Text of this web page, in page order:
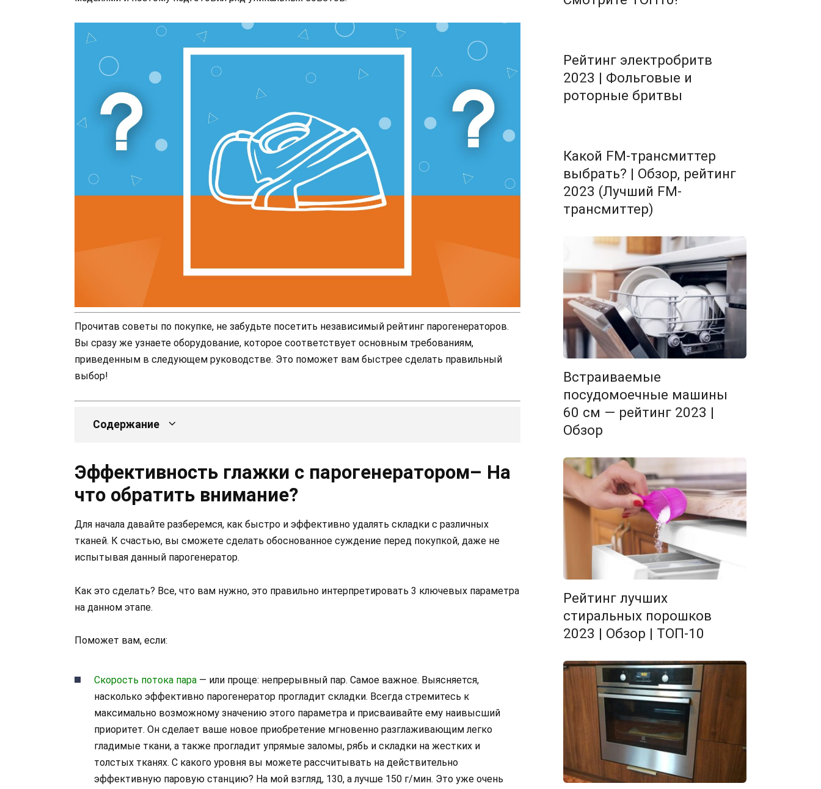
Прочитав советы по покупке, не забудьте посетить независимый рейтинг парогенераторов.
Вы сразу же узнаете оборудование, которое соответствует основным требованиям,
приведенным в следующем руководстве. Это поможет вам быстрее сделать правильный
выбор!
Содержание
Эффективность глажки с парогенератором– На
что обратить внимание?
Для начала давайте разберемся, как быстро и эффективно удалять складки с различных
тканей. К счастью, вы сможете сделать обоснованное суждение перед покупкой, даже не
испытывая данный парогенератор.
Как это сделать? Все, что вам нужно, это правильно интерпретировать 3 ключевых параметра
на данном этапе.
Поможет вам, если:
Скорость потока пара — или проще: непрерывный пар. Самое важное. Выясняется,
насколько эффективно парогенератор прогладит складки. Всегда стремитесь к
максимально возможному значению этого параметра и присваивайте ему наивысший
приоритет. Он сделает ваше новое приобретение мгновенно разглаживающим легко
гладимые ткани, а также прогладит упрямые заломы, рябь и складки на жестких и
толстых тканях. С какого уровня вы можете рассчитывать на действительно
эффективную паровую станцию? На мой взгляд, 130, а лучше 150 г/мин. Это уже очень
Рейтинг электробритв
2023 | Фольговые и
роторные бритвы
Какой FM-трансмиттер
выбрать? | Обзор, рейтинг
2023 (Лучший FM-
трансмиттер)
Встраиваемые
посудомоечные машины
60 см — рейтинг 2023 |
Обзор
Рейтинг лучших
стиральных порошков
2023 | Обзор | ТОП-10